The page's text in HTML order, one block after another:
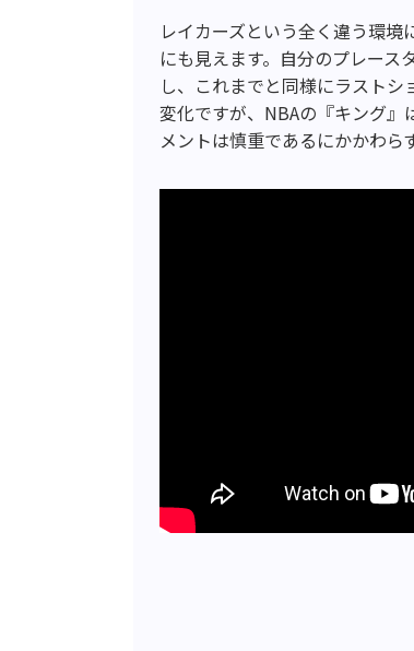
レイカーズという全く違う環
にも見えます。自分のプレー
し、これまでと同様にラスト
変化ですが、NBAの『キング』
メントは慎重であるにかかわら